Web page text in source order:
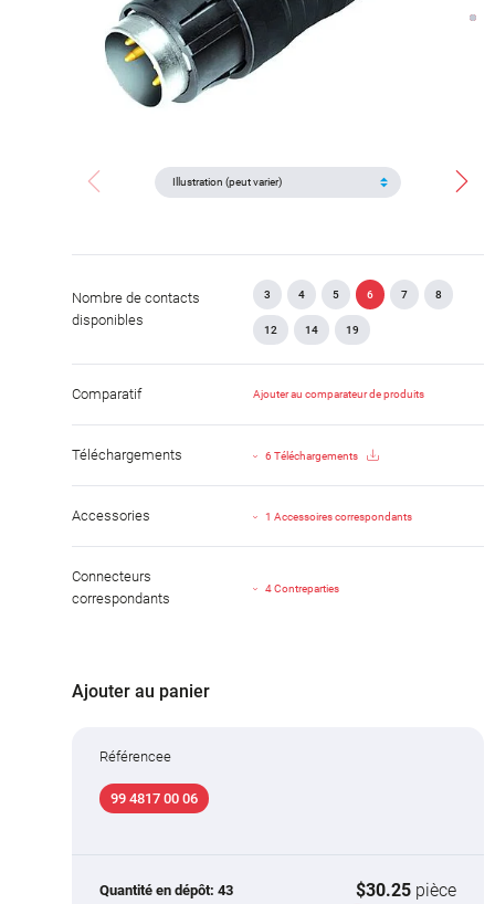
Nombre de contacts
disponibles
3 4 5 6 7 8
12 14 19
Comparatif Ajouter au comparateur de produits
Téléchargements 6 Téléchargements
Accessories 1 Accessoires correspondants
Connecteurs
correspondants
4 Contreparties
Ajouter au panier
Référencee
99 4817 00 06
Quantité en dépôt: 43 $30.25 pièce